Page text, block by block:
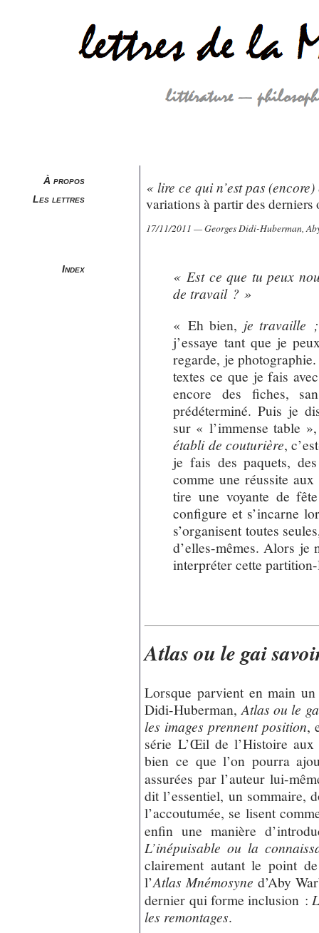
À propos
Les lettres
Index
« lire ce qui n’est pas
variations à partir des
17/11/2011 — Georges Didi-Huberman,
« Est ce que tu peux
de travail ? »
« Eh bien, je travaille
j’essaye tant que je
regarde, je
textes ce que je fais
encore des fiches,
prédéterminé. Puis je
sur « l’immense table
établi de couturière,
je fais des paquets,
comme une réussite
tire une voyante de
configure et s’incarne
s’organisent toutes
d’elles-mêmes. Alors je
interpréter cette
Atlas ou le gai
Lorsque parvient en main
Didi-Huberman, Atlas ou le
les images prennent position,
série L’Œil de l’Histoire
bien ce que l’on pourra
assurées par l’auteur lui-
dit l’essentiel, un sommaire,
l’accoutumée, se lisent
enfin une manière
L’inépuisable ou la
clairement autant le point
l’Atlas Mnémosyne d’Aby
dernier qui forme inclusion :
les remontages.